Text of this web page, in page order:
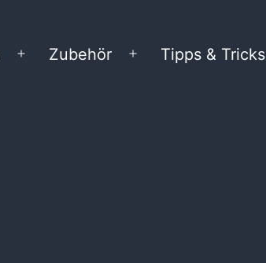
MenüZubehör
MenüTipps & Tricks